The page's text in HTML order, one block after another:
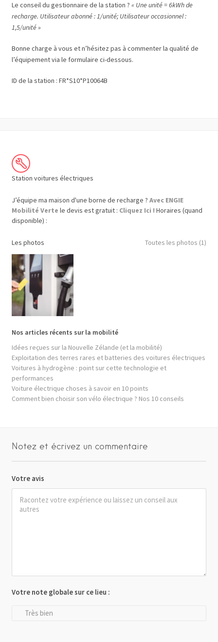
Le conseil du gestionnaire de la station ? « Une unité = 6kWh de
recharge. Utilisateur abonné : 1/unité; Utilisateur occasionnel :
1,5/unité »
Bonne charge à vous et n’hésitez pas à commenter la qualité de
l’équipement via le formulaire ci-dessous.
ID de la station : FR*S10*P10064B
Station voitures électriques
J’équipe ma maison d'une borne de recharge ? Avec ENGIE
Mobilité Verte le devis est gratuit : Cliquez Ici ! Horaires (quand
disponible) :
Les photos Toutes les photos (1)
Nos articles récents sur la mobilité
Idées reçues sur la Nouvelle Zélande (et la mobilité)
Exploitation des terres rares et batteries des voitures électriques
Voitures à hydrogène : point sur cette technologie et
performances
Voiture électrique choses à savoir en 10 points
Comment bien choisir son vélo électrique ? Nos 10 conseils
Notez et écrivez un commentaire
Votre avis
Votre note globale sur ce lieu :
Très bien